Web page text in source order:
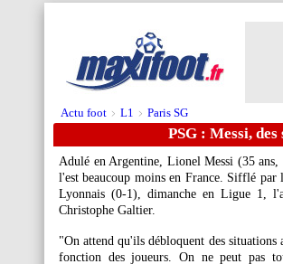
Actu foot > L1 > Paris SG
PSG : Messi,
Adulé en Argentine, Lionel Messi (35 ans,
l'est beaucoup moins en France. Sifflé
Lyonnais (0-1), dimanche en Ligue 1,
Christophe Galtier.
"On attend qu'ils débloquent des
fonction des joueurs. On ne peut pas